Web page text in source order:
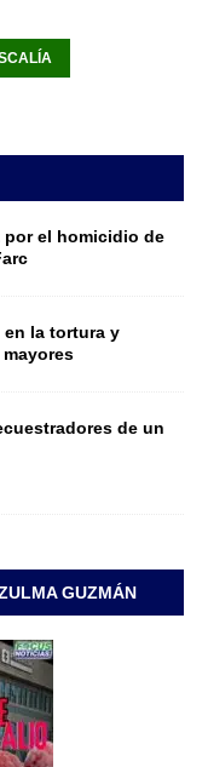
por el homicidio de
en la tortura y
de un
GUZMÁN